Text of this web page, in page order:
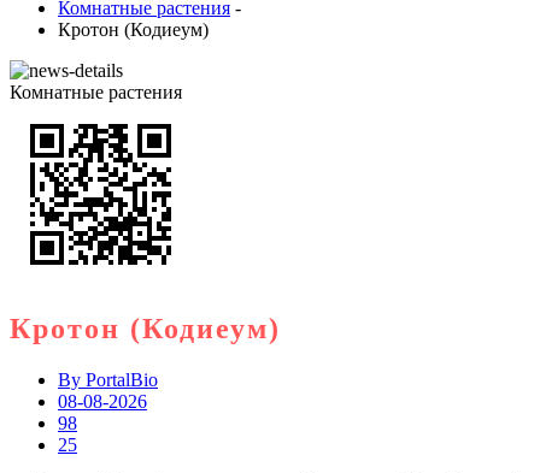
Комнатные растения -
Кротон (Кодиеум)
Комнатные растения
Кротон (Кодиеум)
By PortalBio
08-08-2026
98
25